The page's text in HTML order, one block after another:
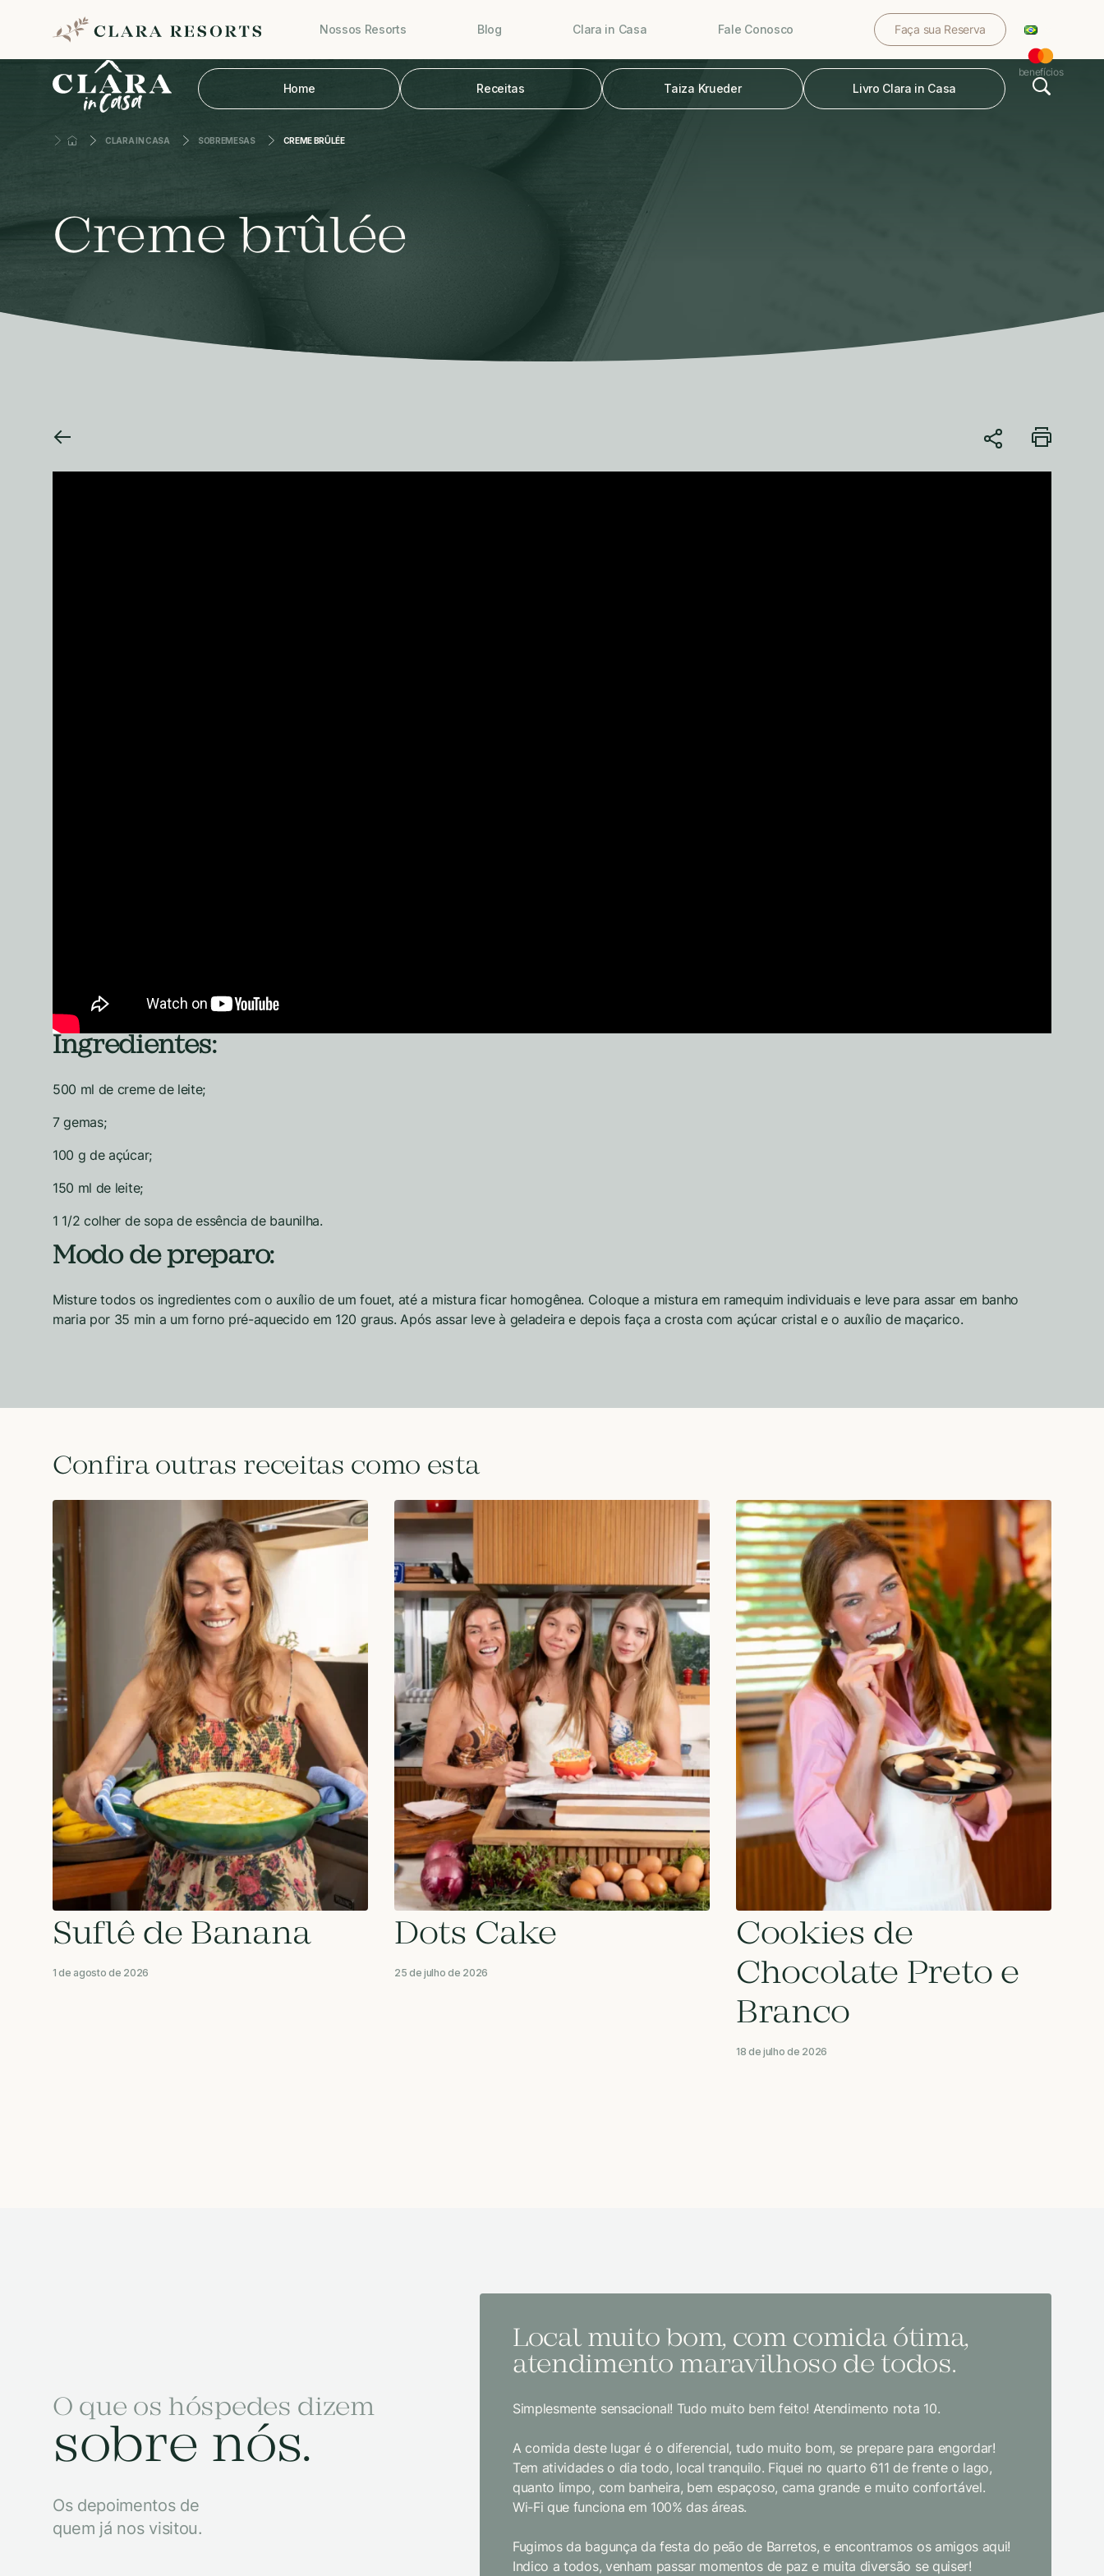
Nossos Resorts Blog Clara in Casa Fale Conosco Faça sua Reserva
benefícios
Home Receitas Taiza Krueder Livro Clara in Casa
CLARA IN CASA SOBREMESAS CREME BRÛLÉE
Creme brûlée
Ingredientes:
500 ml de creme de leite;
7 gemas;
100 g de açúcar;
150 ml de leite;
1 1/2 colher de sopa de essência de baunilha.
Modo de preparo:
Misture todos os ingredientes com o auxílio de um fouet, até a mistura ficar homogênea. Coloque a mistura em ramequim individuais e leve para assar em banho
maria por 35 min a um forno pré-aquecido em 120 graus. Após assar leve à geladeira e depois faça a crosta com açúcar cristal e o auxílio de maçarico.
Confira outras receitas como esta
Suflê de Banana
1 de agosto de 2026
Dots Cake
25 de julho de 2026
Cookies de
Chocolate Preto e
Branco
18 de julho de 2026
O que os hóspedes dizem
sobre nós.
Os depoimentos de
quem já nos visitou.
Local muito bom, com comida ótima,
atendimento maravilhoso de todos.
Simplesmente sensacional! Tudo muito bem feito! Atendimento nota 10.
A comida deste lugar é o diferencial, tudo muito bom, se prepare para engordar!
Tem atividades o dia todo, local tranquilo. Fiquei no quarto 611 de frente o lago,
quanto limpo, com banheira, bem espaçoso, cama grande e muito confortável.
Wi-Fi que funciona em 100% das áreas.
Fugimos da bagunça da festa do peão de Barretos, e encontramos os amigos aqui!
Indico a todos, venham passar momentos de paz e muita diversão se quiser!